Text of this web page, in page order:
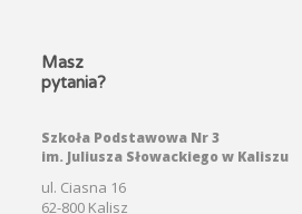
Masz
pytania?
Szkoła Podstawowa Nr 3
im. Juliusza Słowackiego w Kaliszu
ul. Ciasna 16
62-800 Kalisz